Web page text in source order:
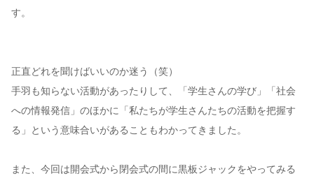
す。
正直どれを聞けばいいのか迷う（笑）
手羽も知らない活動があったりして、「学生さんの学び」「社会
への情報発信」のほかに「私たちが学生さんたちの活動を把握す
る」という意味合いがあることもわかってきました。
また、今回は開会式から閉会式の間に黒板ジャックをやってみる